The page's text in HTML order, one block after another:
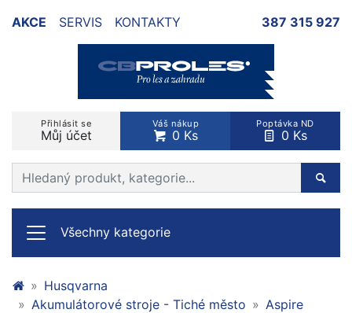
AKCE SERVIS KONTAKTY 387 315 927
Přihlásit se
Můj účet
Váš nákup
0 Ks
Poptávka ND
0 Ks
Prohledat web
Všechny kategorie
Husqvarna
Akumulátorové stroje - Tiché město
Aspire